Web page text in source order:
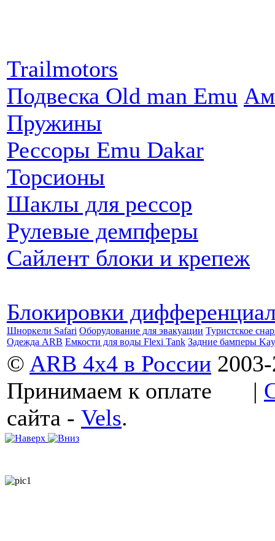
Trailmotors
Подвеска Old man Emu
Пружины
Рессоры Emu Dakar
Торсионы
Шаклы для рессор
Рулевые демпферы
Сайлент блоки и крепеж
Блокировки
Шноркели Safari Оборудование для эвакуации Туристское
Одежда ARB Емкости для воды Flexi Tank Задние бамперы
© ARB 4x4 в России
Принимаем к оплате
|
сайта - Vels.